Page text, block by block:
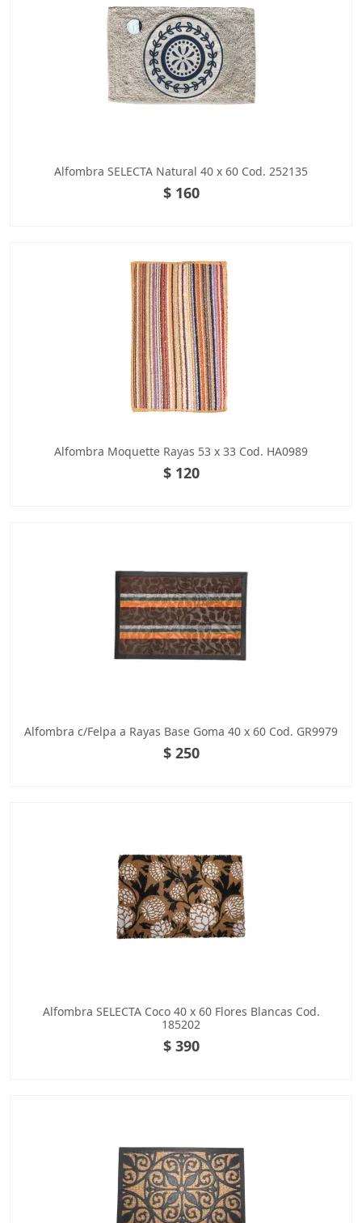
Alfombra SELECTA Natural 40 x 60 Cod. 252135
$ 160
Alfombra Moquette Rayas 53 x 33 Cod. HA0989
$ 120
Alfombra c/Felpa a Rayas Base Goma 40 x 60 Cod. GR9979
$ 250
Alfombra SELECTA Coco 40 x 60 Flores Blancas Cod.
185202
$ 390